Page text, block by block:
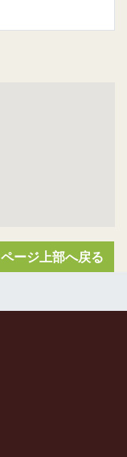
ページ上部へ戻る